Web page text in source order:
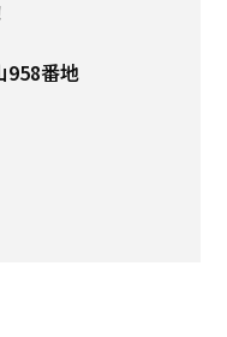
958番地